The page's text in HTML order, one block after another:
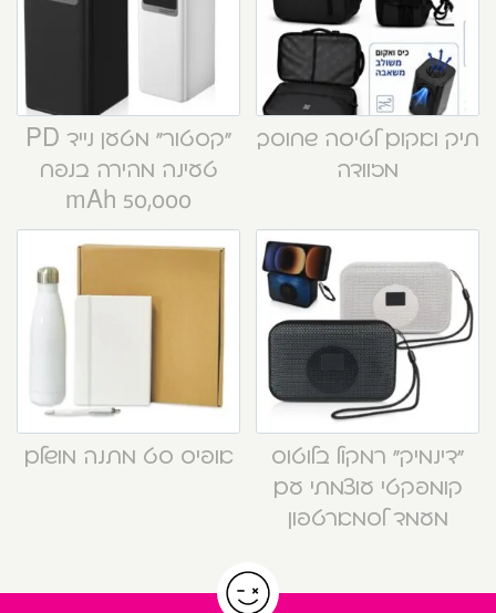
תיק ואקום לטיסה שחוסך
מזוודה
“קסטור” מטען נייד PD
טעינה מהירה בנפח
50,000 mAh
“דינמיק” רמקול בלוטוס
קומפקטי עוצמתי עם
מעמד לסמארטפון
אופיס סט מתנה מושלם